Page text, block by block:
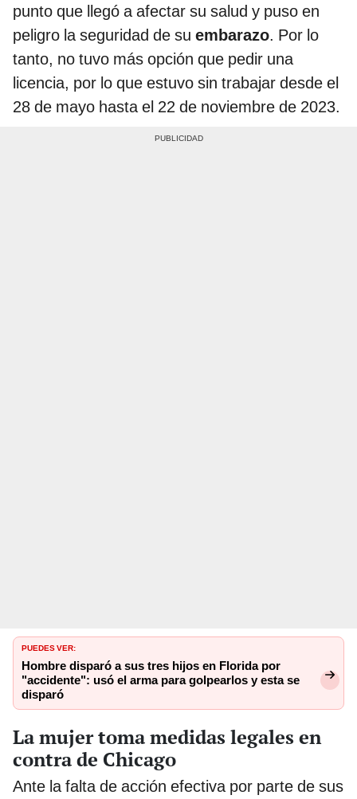
punto que llegó a afectar su salud y puso en
peligro la seguridad de su embarazo. Por lo
tanto, no tuvo más opción que pedir una
licencia, por lo que estuvo sin trabajar desde el
28 de mayo hasta el 22 de noviembre de 2023.
PUEDES VER:
Hombre disparó a sus tres hijos en Florida por
"accidente": usó el arma para golpearlos y esta se
disparó
La mujer toma medidas legales en
contra de Chicago
Ante la falta de acción efectiva por parte de sus